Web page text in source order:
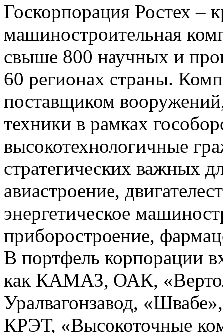
Госкорпорация Ростех –
машиностроительная
свыше 800 научных и
60 регионах страны.
поставщиком
техники в рамках
высокотехнологичные
стратегических важных
авиастроение,
энергетическое
приборостроение,
В портфель корпорации
как КАМАЗ, ОАК,
Уралвагонзавод,
КРЭТ, «Высокоточные